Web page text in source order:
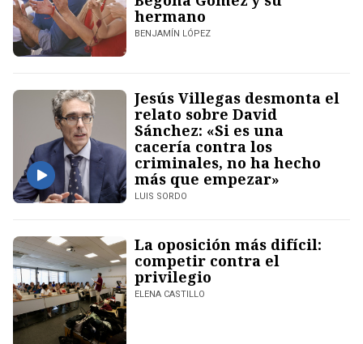
hermano
BENJAMÍN LÓPEZ
Jesús Villegas desmonta el
relato sobre David
Sánchez: «Si es una
cacería contra los
criminales, no ha hecho
más que empezar»
LUIS SORDO
La oposición más difícil:
competir contra el
privilegio
ELENA CASTILLO